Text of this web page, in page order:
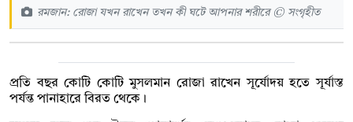
রমজান: রোজা যখন রাখেন তখন কী ঘটে আপনার শরীরে © সংগৃহীত
প্রতি বছর কোটি কোটি মুসলমান রোজা রাখেন সূর্যোদয় হতে সূর্যাস্ত
পর্যন্ত পানাহারে বিরত থেকে।